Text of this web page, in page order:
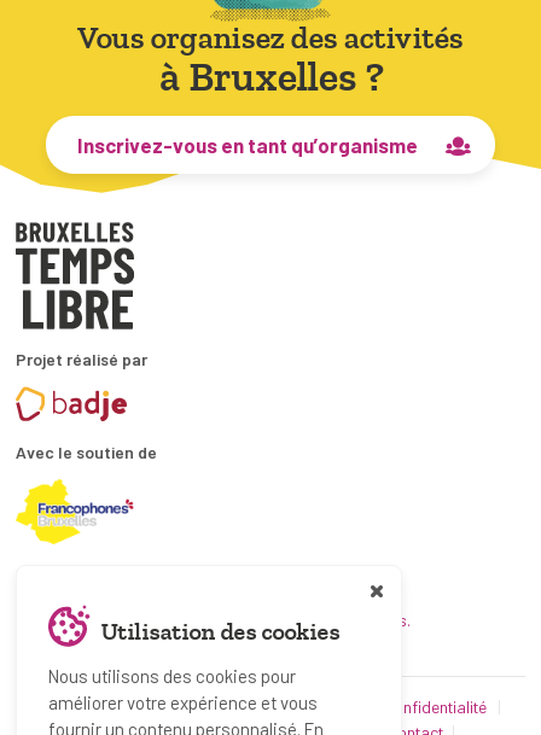
Vous organisez des activités
à Bruxelles ?
Inscrivez-vous en tant qu’organisme
Projet réalisé par
Avec le soutien de
et les coordinations ATL bruxelloises.
© Bruxelles Temps Libre 2019-2026
Politique de confidentialité
Utilisation des cookies
Nous utilisons des cookies pour
améliorer votre expérience et vous
fournir un contenu personnalisé. En